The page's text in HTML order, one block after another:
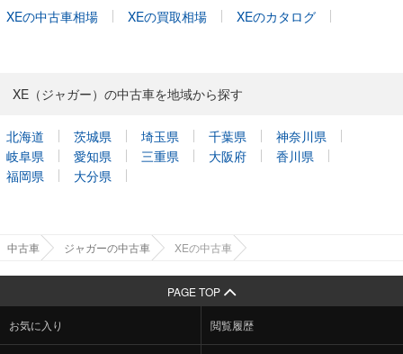
XEの中古車相場 XEの買取相場 XEのカタログ
XE（ジャガー）の中古車を地域から探す
北海道 茨城県 埼玉県 千葉県
神奈川県
岐阜県
愛知県 三重県 大阪府
香川県
福岡県
大分県
中古車 ジャガーの中古車 XEの中古車
PAGE TOP
お気に入り 閲覧履歴